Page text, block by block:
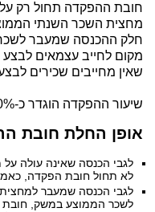
חובת ההפקדה תחול רק על
מחצית השכר השנתי
חלק ההכנסה שמעבר
מקום לחייב עצמאים לבצע
שאין מחייבים שכירים
שיעור ההפקדה הוגדר כ-10% מהשכר הממוצע במשק.
אופן החלת חובת
לגבי הכנסה שאינה עולה
לא תחול חובת הפקדה,
לגבי הכנסה שמעבר
לשכר הממוצע במשק, חובת